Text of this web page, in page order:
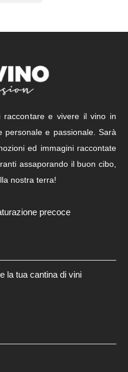
raccontare e vivere il vino in
personale e passionale. Sarà
ed immagini raccontate
assaporando il buon cibo,
nostra terra!
precoce
la tua cantina di vini